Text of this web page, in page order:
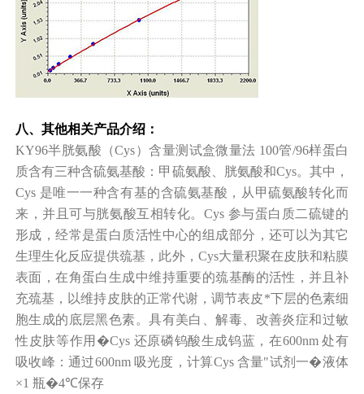
八、其他相关产品介绍：
KY96半胱氨酸（Cys）含量测试盒微量法 100管/96样蛋白
质含有三种含硫氨基酸：甲硫氨酸、胱氨酸和Cys。其中，
Cys 是唯一一种含有基的含硫氨基酸，从甲硫氨酸转化而
来，并且可与胱氨酸互相转化。 Cys 参与蛋白质二硫键的
形成，经常是蛋白质活性中心的组成部分，还可以为其它
生理生化反应提供巯基，此外， Cys大量积聚在皮肤和粘膜
表面，在角蛋白生成中维持重要的巯基酶的活性，并且补
充巯基，以维持皮肤的正常代谢，调节表皮*下层的色素细
胞生成的底层黑色素。具有美白、解毒、改善炎症和过敏
性皮肤等作用�Cys 还原磷钨酸生成钨蓝，在600nm处有
吸收峰：通过600nm 吸光度，计算Cys 含量"试剂一�液体
×1 瓶�4℃保存